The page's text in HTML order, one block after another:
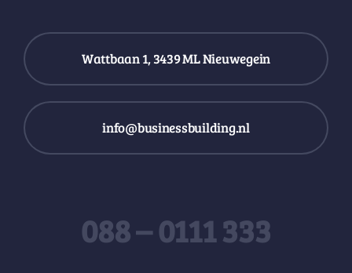
Wattbaan 1, 3439 ML Nieuwegein
info@businessbuilding.nl
088 – 0111 333